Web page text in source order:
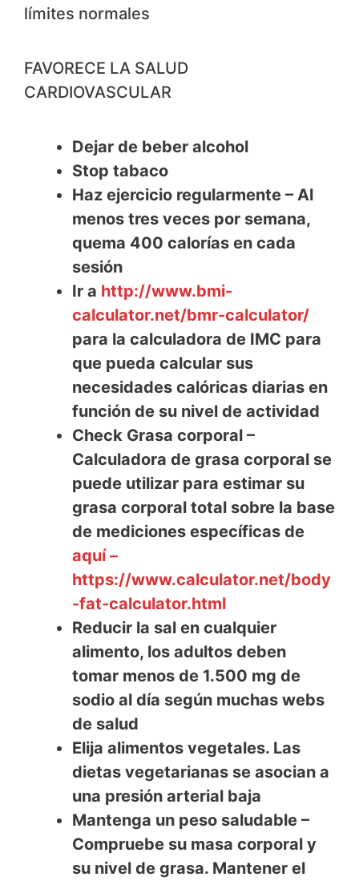
límites normales
FAVORECE LA SALUD
CARDIOVASCULAR
Dejar de beber alcohol
Stop tabaco
Haz ejercicio regularmente – Al
menos tres veces por semana,
quema 400 calorías en cada
sesión
Ir a http://www.bmi-
calculator.net/bmr-calculator/
para la calculadora de IMC para
que pueda calcular sus
necesidades calóricas diarias en
función de su nivel de actividad
Check Grasa corporal –
Calculadora de grasa corporal se
puede utilizar para estimar su
grasa corporal total sobre la base
de mediciones específicas de
aquí –
https://www.calculator.net/body
-fat-calculator.html
Reducir la sal en cualquier
alimento, los adultos deben
tomar menos de 1.500 mg de
sodio al día según muchas webs
de salud
Elija alimentos vegetales. Las
dietas vegetarianas se asocian a
una presión arterial baja
Mantenga un peso saludable –
Compruebe su masa corporal y
su nivel de grasa. Mantener el